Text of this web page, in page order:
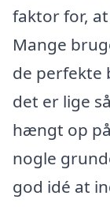
faktor for,
Mange
de perfekte
det er lige
hængt op
nogle
god idé at